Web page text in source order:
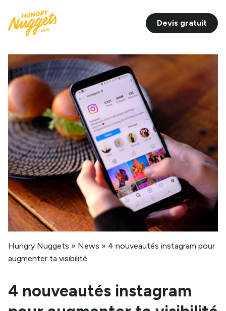
Devis gratuit
Hungry Nuggets » News » 4 nouveautés instagram pour
augmenter ta visibilité
4 nouveautés instagram